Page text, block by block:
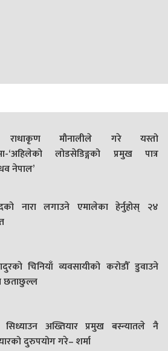
राधाकृण मौनालीले गरे यस्तो
‘अहिलेको लोडसेडिङ्गको प्रमुख पात्र
नेपाल’
नारा लगाउने एमालेका हेर्नुहोस् २४
चिनियाँ व्यवसायीको करोडौँ डुवाउने
छताछुल्ल
अख्तियार प्रमुख बस्न्यातले नै
दुरुपयोग गरे– शर्मा